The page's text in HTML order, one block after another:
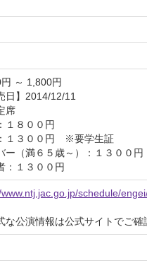
～ 1,800円
日】2014/12/11
席
１８００円
１３００円 ※要学生証
ー（満６５歳～）：１３００
：１３００円
schedule/
な公演情報は公式サイトでご確